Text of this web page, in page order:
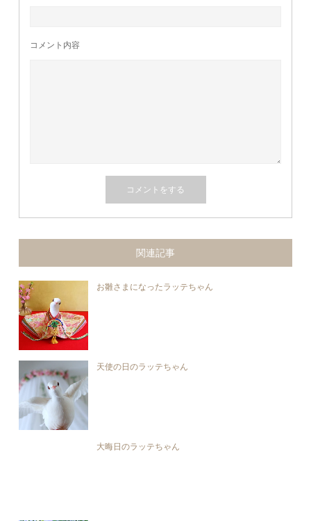
コメント内容
関連記事
お雛さまになったラッテちゃん
天使の日のラッテちゃん
大晦日のラッテちゃん